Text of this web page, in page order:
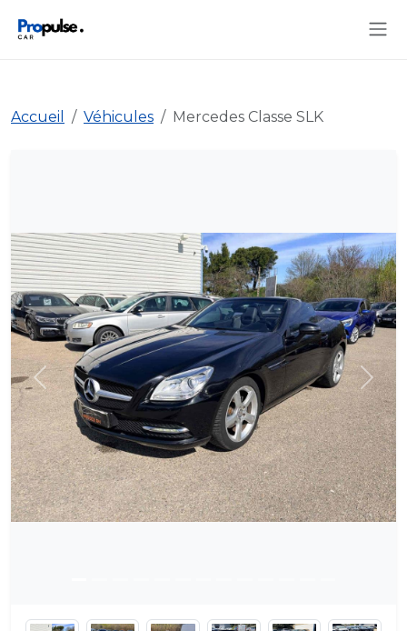
Accueil Véhicules Mercedes Classe SLK
Précédent